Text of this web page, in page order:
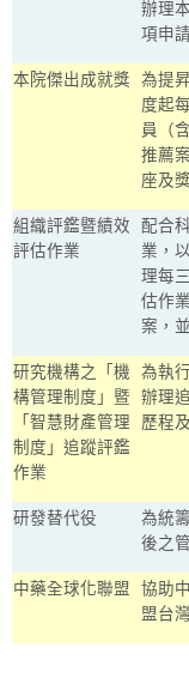
辦理
項申
本院傑出成就獎 為提
度起
員（
推薦
座及
組織評鑑暨績效
評估作業
配合
業，
理每
估作
案，
研究機構之「機
構管理制度」暨
「智慧財產管理
制度」追蹤評鑑
作業
為執
辦理
歷程
研發替代役
為統
後之
中藥全球化聯盟
協助
盟台